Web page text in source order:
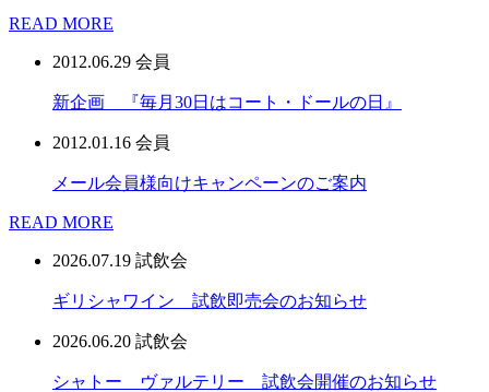
READ MORE
2012.06.29 会員
新企画 『毎月30日はコート・ドールの日』
2012.01.16 会員
メール会員様向けキャンペーンのご案内
READ MORE
2026.07.19 試飲会
ギリシャワイン 試飲即売会のお知らせ
2026.06.20 試飲会
シャトー ヴァルテリー 試飲会開催のお知らせ